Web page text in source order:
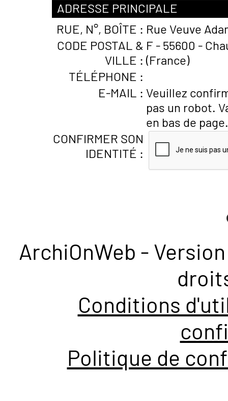
ADRESSE PRINCIPALE
RUE, N°, BOÎTE : Rue Veuve
CODE POSTAL &
VILLE :
F - 55600 -
(France)
TÉLÉPHONE :
E-MAIL : Veuillez
pas un robot.
en bas de page.
CONFIRMER SON
IDENTITÉ :
ArchiOnWeb -
Conditions
Politique de